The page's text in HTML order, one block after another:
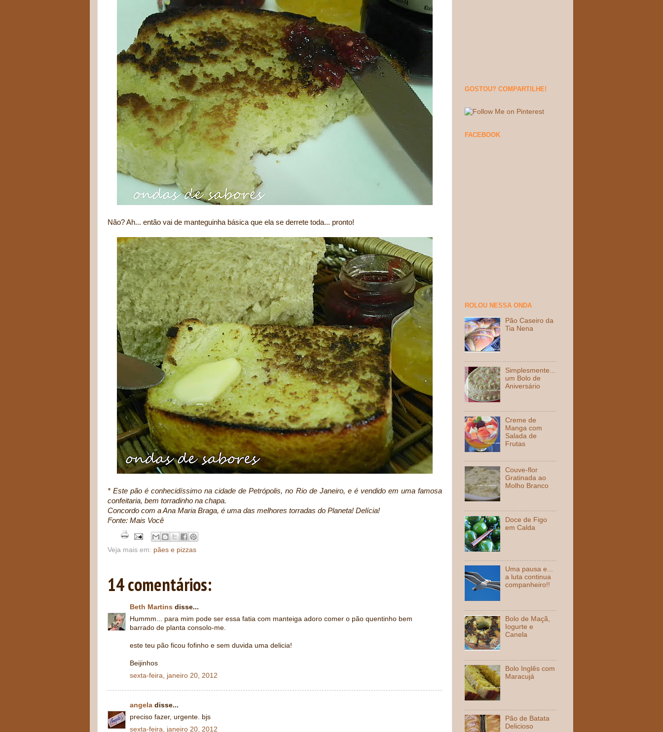
Não? Ah... então vai de manteguinha básica que ela se derrete toda... pronto!
* Este pão é conhecidíssimo na cidade de Petrópolis, no Rio de Janeiro, e é vendido em uma famosa
confeitaria, bem torradinho na chapa.
Concordo com a Ana Maria Braga, é uma das melhores torradas do Planeta! Delícia!
Fonte: Mais Você
Veja mais em: pães e pizzas
14 comentários:
Beth Martins disse...
Hummm... para mim pode ser essa fatia com manteiga adoro comer o pão quentinho bem
barrado de planta consolo-me.
este teu pão ficou fofinho e sem duvida uma delicia!
Beijinhos
sexta-feira, janeiro 20, 2012
angela disse...
preciso fazer, urgente. bjs
sexta-feira, janeiro 20, 2012
GOSTOU? COMPARTILHE!
FACEBOOK
ROLOU NESSA ONDA
Pão Caseiro da
Tia Nena
Simplesmente...
um Bolo de
Aniversário
Creme de
Manga com
Salada de
Frutas
Couve-flor
Gratinada ao
Molho Branco
Doce de Figo
em Calda
Uma pausa e...
a luta continua
companheiro!!
Bolo de Maçã,
Iogurte e
Canela
Bolo Inglês com
Maracujá
Pão de Batata
Delicioso